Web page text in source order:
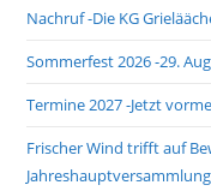
Nachruf -Die KG
Sommerfest 2026 -29.
Termine 2027 -Jetzt
Frischer Wind trifft auf